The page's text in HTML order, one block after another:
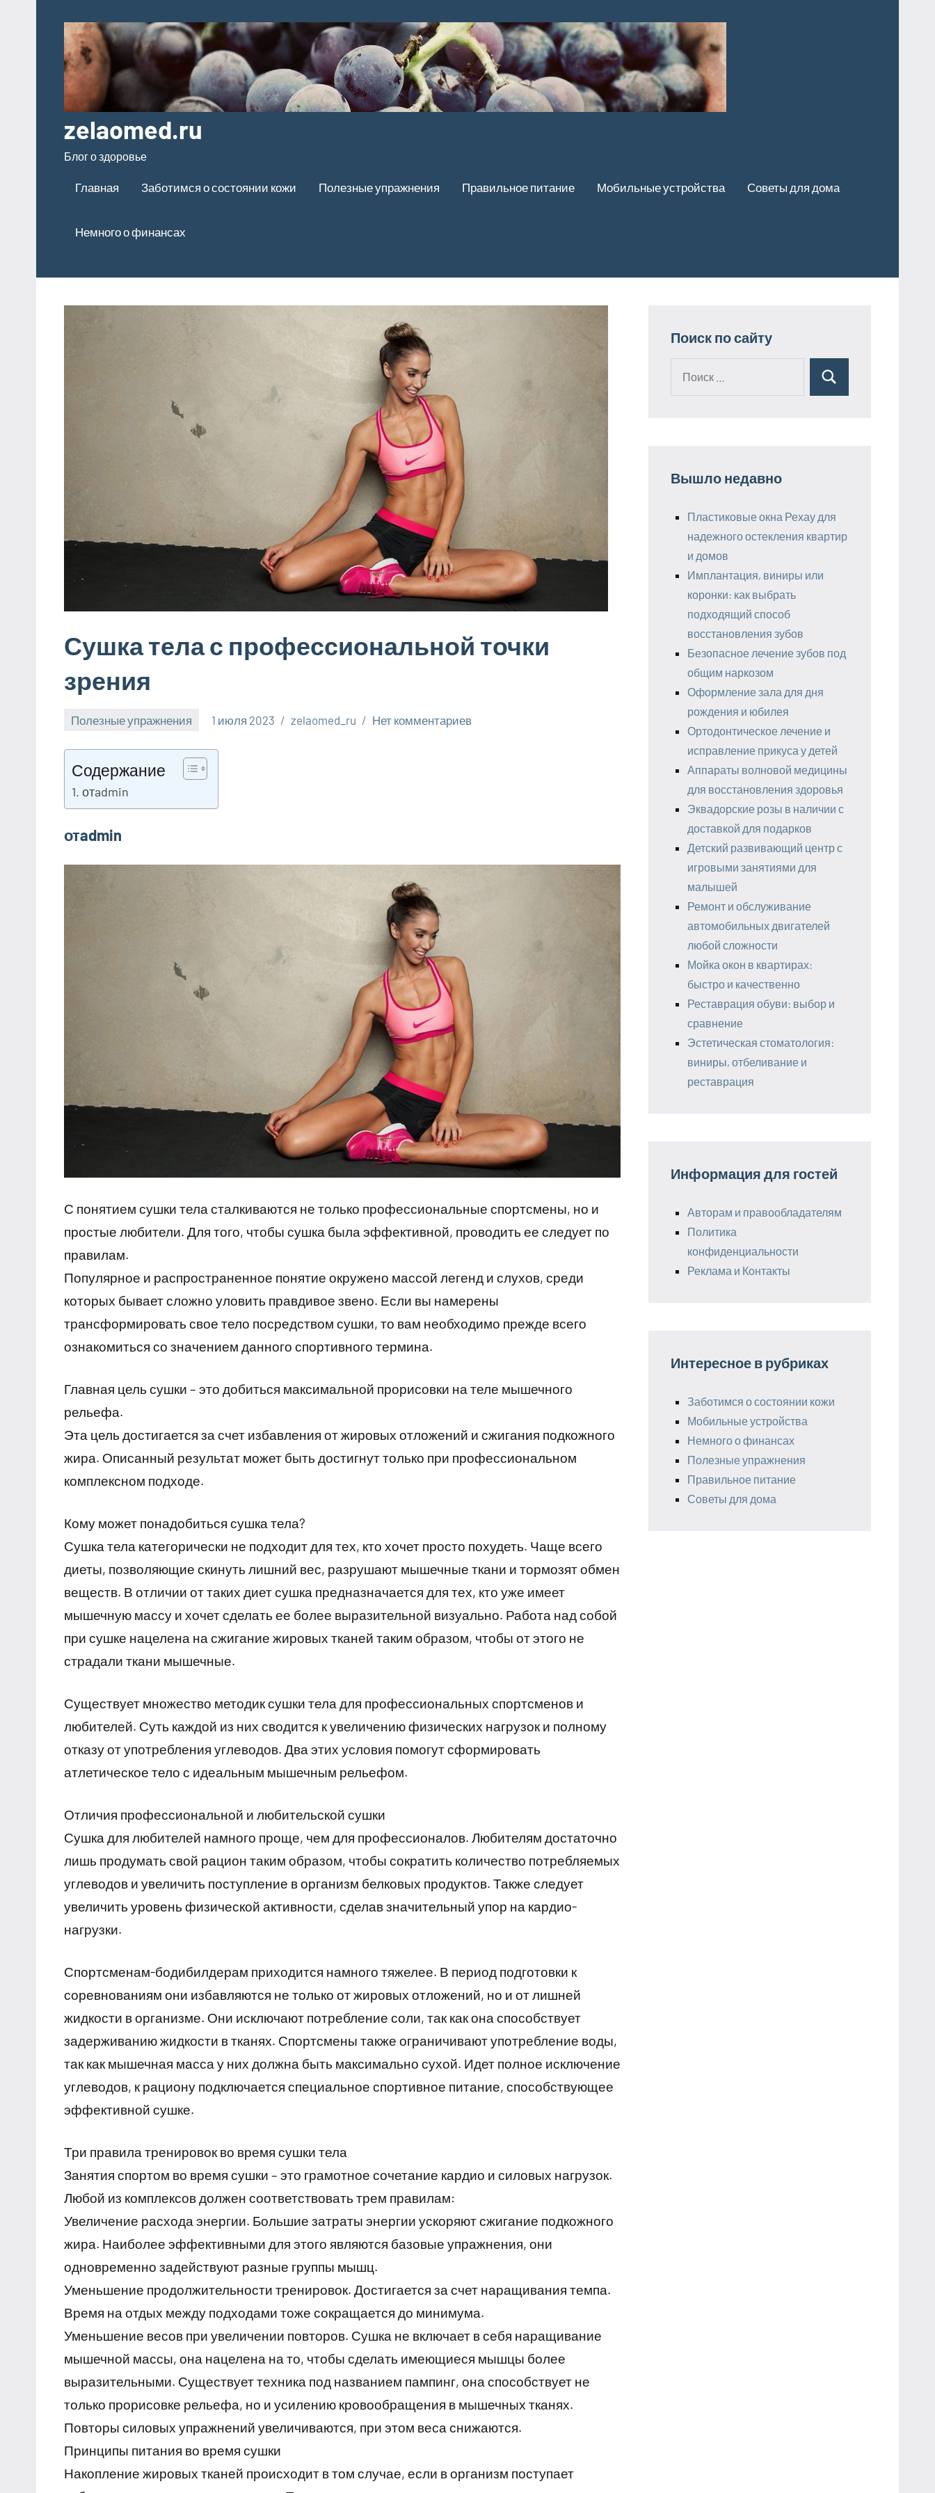
содержимому
zelaomed.ru
Блог о здоровье
Главная Заботимся о состоянии кожи Полезные упражнения Правильное питание Мобильные устройства Советы для дома
Немного о финансах
Сушка тела с профессиональной точки
зрения
Полезные упражнения 1 июля 2023 zelaomed_ru Нет комментариев
Содержание
отadmin
отadmin
С понятием сушки тела сталкиваются не только профессиональные спортсмены, но и
простые любители. Для того, чтобы сушка была эффективной, проводить ее следует по
правилам.
Популярное и распространенное понятие окружено массой легенд и слухов, среди
которых бывает сложно уловить правдивое звено. Если вы намерены
трансформировать свое тело посредством сушки, то вам необходимо прежде всего
ознакомиться со значением данного спортивного термина.
Главная цель сушки – это добиться максимальной прорисовки на теле мышечного
рельефа.
Эта цель достигается за счет избавления от жировых отложений и сжигания подкожного
жира. Описанный результат может быть достигнут только при профессиональном
комплексном подходе.
Кому может понадобиться сушка тела?
Сушка тела категорически не подходит для тех, кто хочет просто похудеть. Чаще всего
диеты, позволяющие скинуть лишний вес, разрушают мышечные ткани и тормозят обмен
веществ. В отличии от таких диет сушка предназначается для тех, кто уже имеет
мышечную массу и хочет сделать ее более выразительной визуально. Работа над собой
при сушке нацелена на сжигание жировых тканей таким образом, чтобы от этого не
страдали ткани мышечные.
Существует множество методик сушки тела для профессиональных спортсменов и
любителей. Суть каждой из них сводится к увеличению физических нагрузок и полному
отказу от употребления углеводов. Два этих условия помогут сформировать
атлетическое тело с идеальным мышечным рельефом.
Отличия профессиональной и любительской сушки
Сушка для любителей намного проще, чем для профессионалов. Любителям достаточно
лишь продумать свой рацион таким образом, чтобы сократить количество потребляемых
углеводов и увеличить поступление в организм белковых продуктов. Также следует
увеличить уровень физической активности, сделав значительный упор на кардио-
нагрузки.
Спортсменам-бодибилдерам приходится намного тяжелее. В период подготовки к
соревнованиям они избавляются не только от жировых отложений, но и от лишней
жидкости в организме. Они исключают потребление соли, так как она способствует
задерживанию жидкости в тканях. Спортсмены также ограничивают употребление воды,
так как мышечная масса у них должна быть максимально сухой. Идет полное исключение
углеводов, к рациону подключается специальное спортивное питание, способствующее
эффективной сушке.
Три правила тренировок во время сушки тела
Занятия спортом во время сушки – это грамотное сочетание кардио и силовых нагрузок.
Любой из комплексов должен соответствовать трем правилам:
Увеличение расхода энергии. Большие затраты энергии ускоряют сжигание подкожного
жира. Наиболее эффективными для этого являются базовые упражнения, они
одновременно задействуют разные группы мышц.
Уменьшение продолжительности тренировок. Достигается за счет наращивания темпа.
Время на отдых между подходами тоже сокращается до минимума.
Уменьшение весов при увеличении повторов. Сушка не включает в себя наращивание
мышечной массы, она нацелена на то, чтобы сделать имеющиеся мышцы более
выразительными. Существует техника под названием пампинг, она способствует не
только прорисовке рельефа, но и усилению кровообращения в мышечных тканях.
Повторы силовых упражнений увеличиваются, при этом веса снижаются.
Принципы питания во время сушки
Накопление жировых тканей происходит в том случае, если в организм поступает
Поиск по сайту
Поиск
Вышло недавно
Пластиковые окна Рехау для
надежного остекления квартир
и домов
Имплантация, виниры или
коронки: как выбрать
подходящий способ
восстановления зубов
Безопасное лечение зубов под
общим наркозом
Оформление зала для дня
рождения и юбилея
Ортодонтическое лечение и
исправление прикуса у детей
Аппараты волновой медицины
для восстановления здоровья
Эквадорские розы в наличии с
доставкой для подарков
Детский развивающий центр с
игровыми занятиями для
малышей
Ремонт и обслуживание
автомобильных двигателей
любой сложности
Мойка окон в квартирах:
быстро и качественно
Реставрация обуви: выбор и
сравнение
Эстетическая стоматология:
виниры, отбеливание и
реставрация
Информация для гостей
Авторам и правообладателям
Политика
конфиденциальности
Реклама и Контакты
Интересное в рубриках
Заботимся о состоянии кожи
Мобильные устройства
Немного о финансах
Полезные упражнения
Правильное питание
Советы для дома